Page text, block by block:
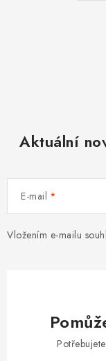
Aktuální
E-mail
Vložením e-mailu